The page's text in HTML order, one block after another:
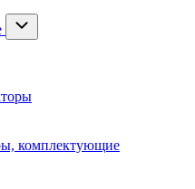
комплектующие